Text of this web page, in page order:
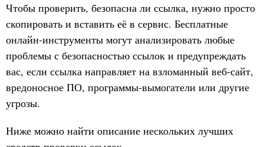
Чтобы проверить, безопасна ли ссылка, нужно просто
скопировать и вставить её в сервис. Бесплатные
онлайн-инструменты могут анализировать любые
проблемы с безопасностью ссылок и предупреждать
вас, если ссылка направляет на взломанный веб-сайт,
вредоносное ПО, программы-вымогатели или другие
угрозы.
Ниже можно найти описание нескольких лучших